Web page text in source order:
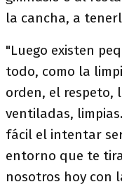
la cancha, a
"Luego existen
todo, como la
orden, el respeto,
ventiladas,
fácil el intentar
entorno que te
nosotros hoy con